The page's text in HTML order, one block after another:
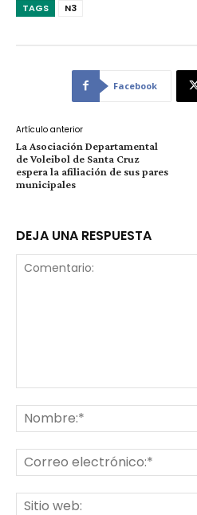
TAGS N3
Facebook
Artículo anterior
La Asociación Departamental
de Voleibol de Santa Cruz
espera la afiliación de sus pares
municipales
DEJA UNA RESPUESTA